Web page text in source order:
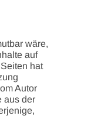
wäre,
auf
hat
Autor
aus der